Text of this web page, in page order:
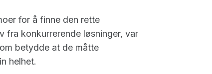
for å finne den rette
fra konkurrerende løsninger, var
betydde at de måtte
helhet.